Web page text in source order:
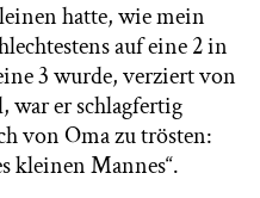
hatte, wie mein
auf eine 2 in
3 wurde, verziert von
war er schlagfertig
von Oma zu trösten:
kleinen Mannes“.